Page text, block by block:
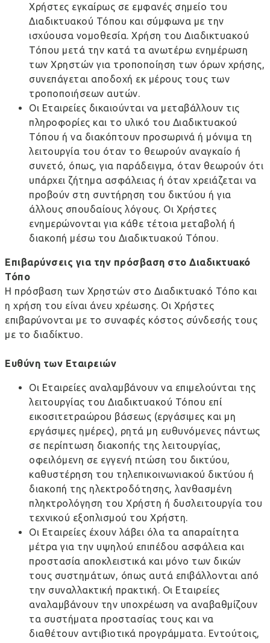
Χρήστες εγκαίρως σε εμφανές σημείο του
Διαδικτυακού Τόπου και σύμφωνα με την
ισχύουσα νομοθεσία. Χρήση του Διαδικτυακού
Τόπου μετά την κατά τα ανωτέρω ενημέρωση
των Χρηστών για τροποποίηση των όρων χρήσης,
συνεπάγεται αποδοχή εκ μέρους τους των
τροποποιήσεων αυτών.
Οι Εταιρείες δικαιούνται να μεταβάλλουν τις
πληροφορίες και το υλικό του Διαδικτυακού
Τόπου ή να διακόπτουν προσωρινά ή μόνιμα τη
λειτουργία του όταν το θεωρούν αναγκαίο ή
συνετό, όπως, για παράδειγμα, όταν θεωρούν ότι
υπάρχει ζήτημα ασφάλειας ή όταν χρειάζεται να
προβούν στη συντήρηση του δικτύου ή για
άλλους σπουδαίους λόγους. Οι Χρήστες
ενημερώνονται για κάθε τέτοια μεταβολή ή
διακοπή μέσω του Διαδικτυακού Τόπου.
Επιβαρύνσεις για την πρόσβαση στο Διαδικτυακό
Τόπο
Η πρόσβαση των Χρηστών στο Διαδικτυακό Τόπο και
η χρήση του είναι άνευ χρέωσης. Οι Χρήστες
επιβαρύνονται με το συναφές κόστος σύνδεσής τους
με το διαδίκτυο.
Ευθύνη των Εταιρειών
Οι Εταιρείες αναλαμβάνουν να επιμελούνται της
λειτουργίας του Διαδικτυακού Τόπου επί
εικοσιτετραώρου βάσεως (εργάσιμες και μη
εργάσιμες ημέρες), ρητά μη ευθυνόμενες πάντως
σε περίπτωση διακοπής της λειτουργίας,
οφειλόμενη σε εγγενή πτώση του δικτύου,
καθυστέρηση του τηλεπικοινωνιακού δικτύου ή
διακοπή της ηλεκτροδότησης, λανθασμένη
πληκτρολόγηση του Χρήστη ή δυσλειτουργία του
τεχνικού εξοπλισμού του Χρήστη.
Οι Εταιρείες έχουν λάβει όλα τα απαραίτητα
μέτρα για την υψηλού επιπέδου ασφάλεια και
προστασία αποκλειστικά και μόνο των δικών
τους συστημάτων, όπως αυτά επιβάλλονται από
την συναλλακτική πρακτική. Οι Εταιρείες
αναλαμβάνουν την υποχρέωση να αναβαθμίζουν
τα συστήματα προστασίας τους και να
διαθέτουν αντιβιοτικά προγράμματα. Εντούτοις,